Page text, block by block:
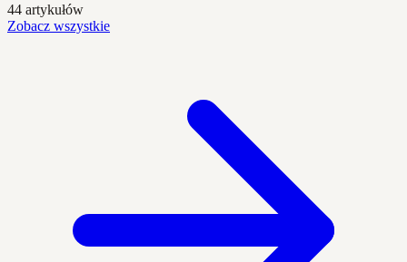
44 artykułów
Zobacz wszystkie